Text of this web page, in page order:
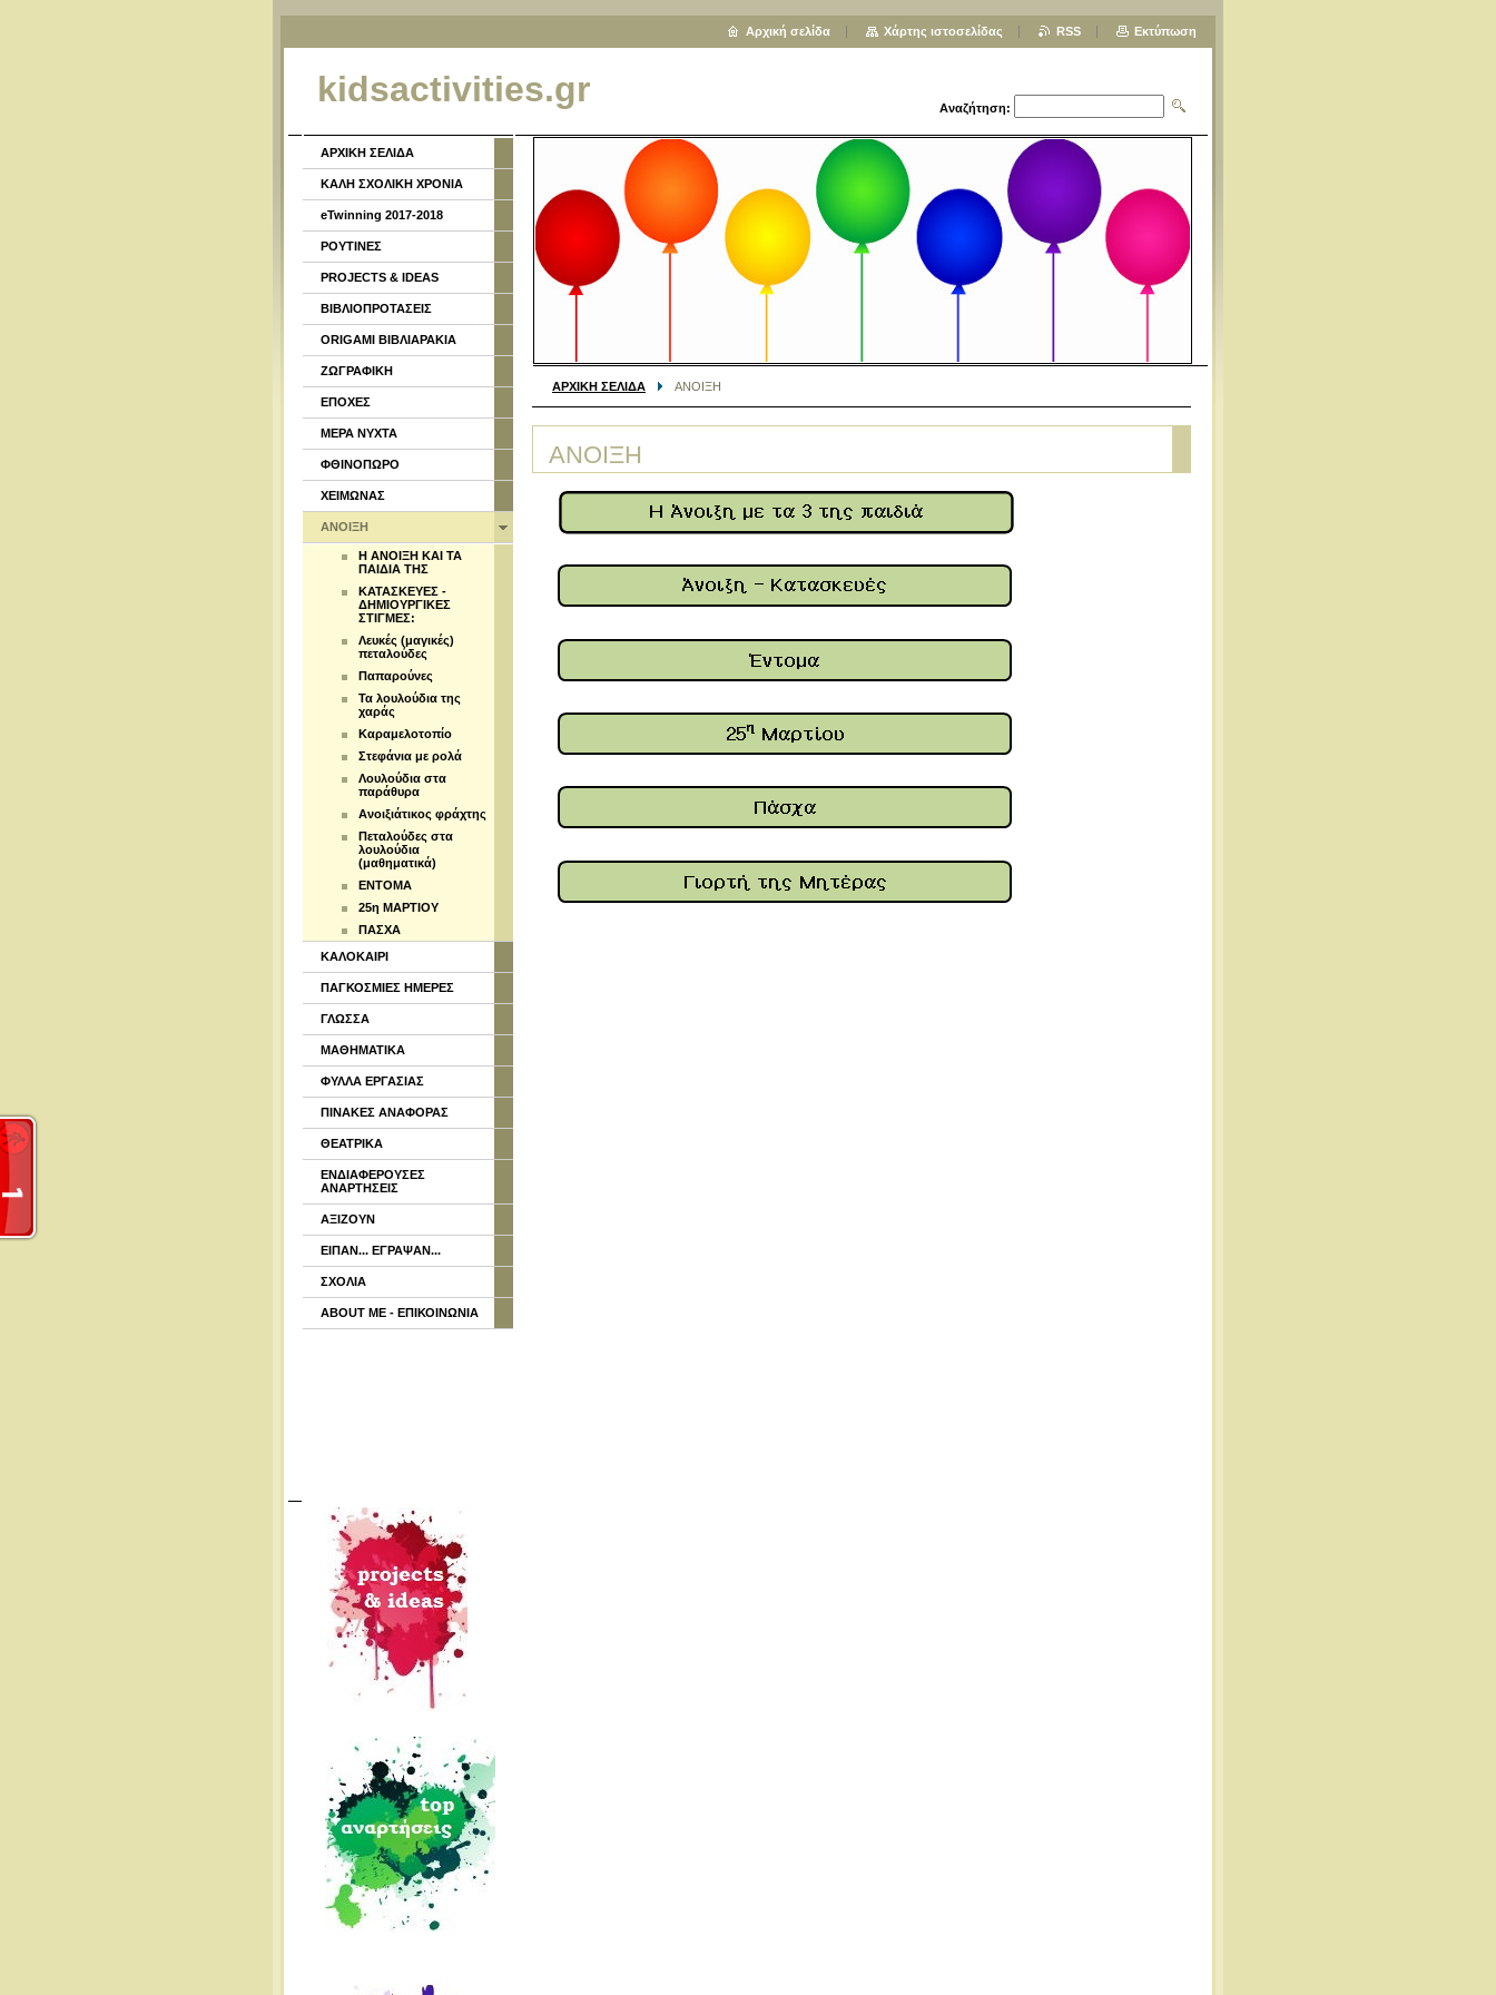
kidsactivities.gr Αναζήτηση:
ΑΡΧΙΚΗ ΣΕΛΙΔΑ ΑΝΟΙΞΗ
ΑΝΟΙΞΗ
ΑΡΧΙΚΗ ΣΕΛΙΔΑ
ΚΑΛΗ ΣΧΟΛΙΚΗ ΧΡΟΝΙΑ
eTwinning 2017-2018
ΡΟΥΤΙΝΕΣ
PROJECTS & IDEAS
ΒΙΒΛΙΟΠΡΟΤΑΣΕΙΣ
ORIGAMI ΒΙΒΛΙΑΡΑΚΙΑ
ΖΩΓΡΑΦΙΚΗ
ΕΠΟΧΕΣ
ΜΕΡΑ ΝΥΧΤΑ
ΦΘΙΝΟΠΩΡΟ
ΧΕΙΜΩΝΑΣ
ΑΝΟΙΞΗ
Η ΑΝΟΙΞΗ ΚΑΙ ΤΑ
ΠΑΙΔΙΑ ΤΗΣ
ΚΑΤΑΣΚΕΥΕΣ -
ΔΗΜΙΟΥΡΓΙΚΕΣ
ΣΤΙΓΜΕΣ:
Λευκές (μαγικές)
πεταλούδες
Παπαρούνες
Τα λουλούδια της
χαράς
Καραμελοτοπίο
Στεφάνια με ρολά
Λουλούδια στα
παράθυρα
Ανοιξιάτικος φράχτης
Πεταλούδες στα
λουλούδια
(μαθηματικά)
ENTOMA
25η ΜΑΡΤΙΟΥ
ΠΑΣΧΑ
ΚΑΛΟΚΑΙΡΙ
ΠΑΓΚΟΣΜΙΕΣ ΗΜΕΡΕΣ
ΓΛΩΣΣΑ
ΜΑΘΗΜΑΤΙΚΑ
ΦΥΛΛΑ ΕΡΓΑΣΙΑΣ
ΠΙΝΑΚΕΣ ΑΝΑΦΟΡΑΣ
ΘΕΑΤΡΙΚΑ
ΕΝΔΙΑΦΕΡΟΥΣΕΣ
ΑΝΑΡΤΗΣΕΙΣ
ΑΞΙΖΟΥΝ
ΕΙΠΑΝ... ΕΓΡΑΨΑΝ...
ΣΧΟΛΙΑ
ABOUT ME - ΕΠΙΚΟΙΝΩΝΙΑ
Αρχική σελίδα Χάρτης ιστοσελίδας RSS Εκτύπωση